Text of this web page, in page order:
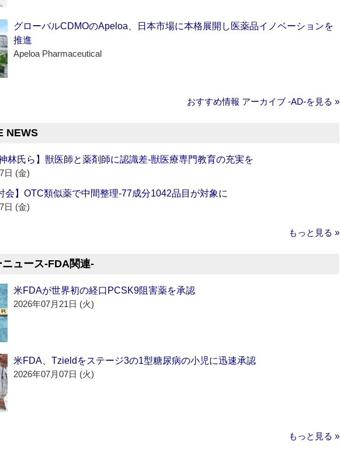
グローバルCDMOのApeloa、日本市場に本格展開し医薬品イノベーションを
推進
Apeloa Pharmaceutical
おすすめ情報 アーカイブ ‐AD‐を見る »
NEWS
林氏ら】獣医師と薬剤師に認識差‐獣医療専門教育の充実を
日 (金)
会】OTC類似薬で中間整理‐77成分1042品目が対象に
日 (金)
もっと見る »
ュース‐FDA関連‐
米FDAが世界初の経口PCSK9阻害薬を承認
2026年07月21日 (火)
米FDA、Tzieldをステージ3の1型糖尿病の小児に迅速承認
2026年07月07日 (火)
もっと見る »